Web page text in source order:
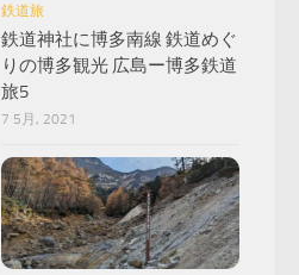
鉄道旅
鉄道神社に博多南線 鉄道めぐ
りの博多観光 広島ー博多鉄道
旅5
7 5月, 2021